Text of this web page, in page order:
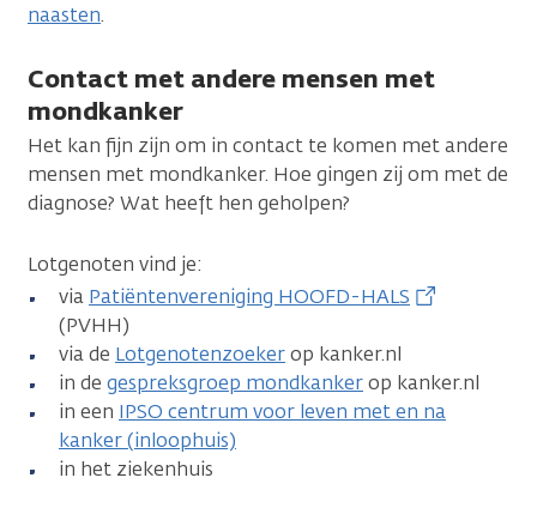
naasten.
Contact met andere mensen met
mondkanker
Het kan fijn zijn om in contact te komen met andere
mensen met mondkanker. Hoe gingen zij om met de
diagnose? Wat heeft hen geholpen?
Lotgenoten vind je:
via Patiëntenvereniging HOOFD-HALS
(PVHH)
via de Lotgenotenzoekerop kanker.nl
in de gespreksgroep mondkankerop kanker.nl
in een IPSO centrum voor leven met en na
kanker (inloophuis)
in het ziekenhuis